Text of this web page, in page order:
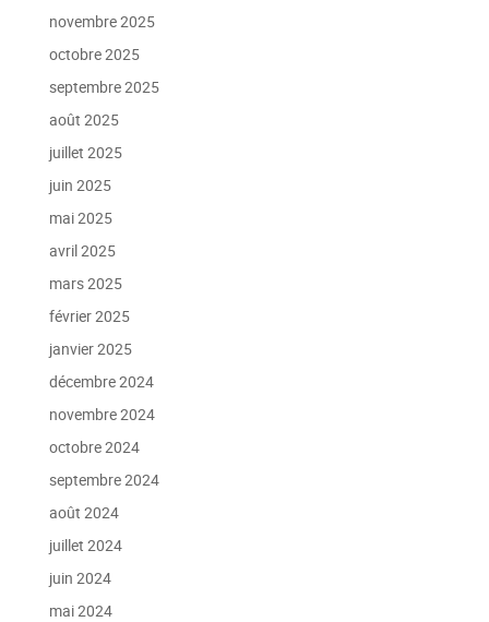
novembre 2025
octobre 2025
septembre 2025
août 2025
juillet 2025
juin 2025
mai 2025
avril 2025
mars 2025
février 2025
janvier 2025
décembre 2024
novembre 2024
octobre 2024
septembre 2024
août 2024
juillet 2024
juin 2024
mai 2024